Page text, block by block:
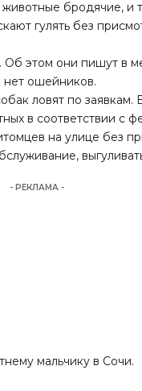
бродячие, и
гулять без
этом они пишут в
нет ошейников.
ловят по заявкам.
в соответствии с
на улице без
- РЕКЛАМА -
мальчику в Сочи.